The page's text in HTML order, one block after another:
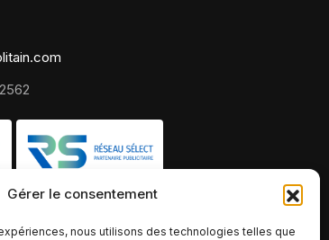
Gérer le consentement
nous utilisons des technologies telles que